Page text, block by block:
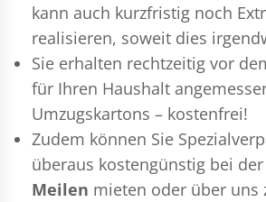
kann auch kurzfristig noch
realisieren, soweit dies
Sie erhalten rechtzeitig vor
für Ihren Haushalt
Umzugskartons – kostenfrei!
Zudem können Sie
überaus kostengünstig bei der
Meilen mieten oder über uns